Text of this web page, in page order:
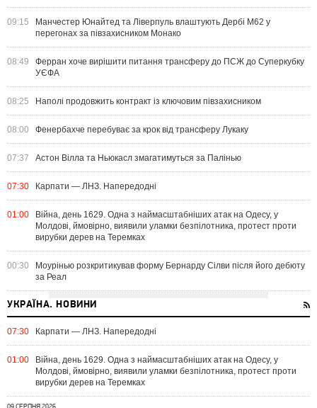
09:15
Манчестер Юнайтед та Ліверпуль влаштують Дербі M62 у
перегонах за півзахисником Монако
08:49
Ферран хоче вирішити питання трансферу до ПСЖ до Суперкубку
УЄФА
08:25 Наполі продовжить контракт із ключовим півзахисником
08:00 Фенербахче перебуває за крок від трансферу Лукаку
07:37 Астон Вілла та Ньюкасл змагатимуться за Палінью
07:30 Карпати — ЛНЗ. Напередодні
01:00
Війна, день 1629. Одна з наймасштабніших атак на Одесу, у
Молдові, ймовірно, виявили уламки безпілотника, протест проти
вирубки дерев на Теремках
00:30
Моурінью розкритикував форму Бернарду Сілви після його дебюту
за Реал
УКРАЇНА. НОВИНИ
07:30 Карпати — ЛНЗ. Напередодні
01:00
Війна, день 1629. Одна з наймасштабніших атак на Одесу, у
Молдові, ймовірно, виявили уламки безпілотника, протест проти
вирубки дерев на Теремках